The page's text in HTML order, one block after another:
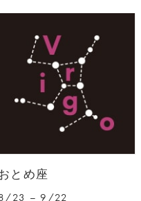
とめ座
23 – 9/22